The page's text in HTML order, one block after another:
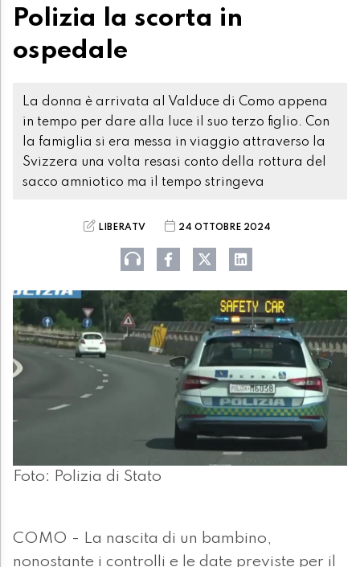
Polizia la scorta in
ospedale
La donna è arrivata al Valduce di Como appena
in tempo per dare alla luce il suo terzo figlio. Con
la famiglia si era messa in viaggio attraverso la
Svizzera una volta resasi conto della rottura del
sacco amniotico ma il tempo stringeva
LIBERATV 24 OTTOBRE 2024
Foto: Polizia di Stato
COMO - La nascita di un bambino,
nonostante i controlli e le date previste per il